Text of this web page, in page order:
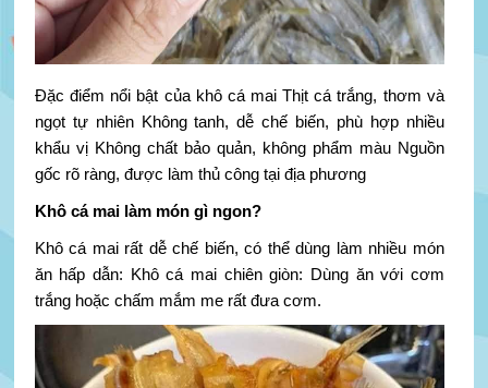
Đặc điểm nổi bật của khô cá mai Thịt cá trắng, thơm và
ngọt tự nhiên Không tanh, dễ chế biến, phù hợp nhiều
khẩu vị Không chất bảo quản, không phẩm màu Nguồn
gốc rõ ràng, được làm thủ công tại địa phương
Khô cá mai làm món gì ngon?
Khô cá mai rất dễ chế biến, có thể dùng làm nhiều món
ăn hấp dẫn: Khô cá mai chiên giòn: Dùng ăn với cơm
trắng hoặc chấm mắm me rất đưa cơm.